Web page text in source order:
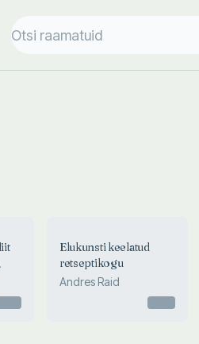
Elukunsti keelatud
retseptikogu
Andres Raid